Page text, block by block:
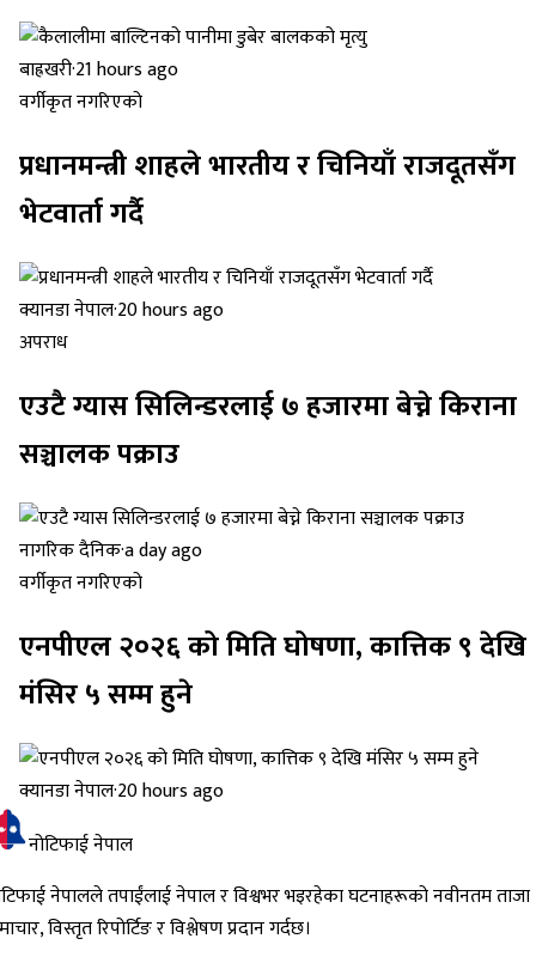
बाह्रखरी·21 hours ago
वर्गीकृत नगरिएको
प्रधानमन्त्री शाहले भारतीय र चिनियाँ राजदूतसँग
भेटवार्ता गर्दै
क्यानडा नेपाल·20 hours ago
अपराध
एउटै ग्यास सिलिन्डरलाई ७ हजारमा बेच्ने किराना
सञ्चालक पक्राउ
नागरिक दैनिक·a day ago
वर्गीकृत नगरिएको
एनपीएल २०२६ को मिति घोषणा, कात्तिक ९ देखि
मंसिर ५ सम्म हुने
क्यानडा नेपाल·20 hours ago
नोटिफाई नेपाल
नेपालले तपाईंलाई नेपाल र विश्वभर भइरहेका घटनाहरूको नवीनतम ताजा
विस्तृत रिपोर्टिङ र विश्लेषण प्रदान गर्दछ।